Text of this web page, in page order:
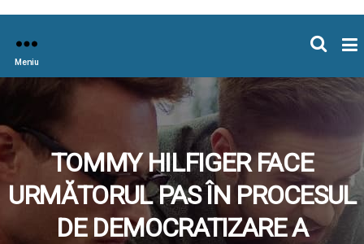
Meniu
TOMMY HILFIGER FACE
URMĂTORUL PAS ÎN PROCESUL
DE DEMOCRATIZARE A